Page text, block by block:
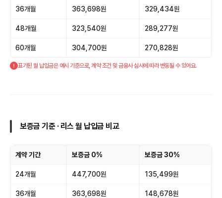
36개월 363,698원 329,434원
48개월 323,540원 289,277원
60개월 304,700원 270,828원
표기된 월 납입금은 예시 기준으로, 계약 조건 및 금융사 심사에 따라 변동될 수 있어요.
보증금 기준 · 리스 월 납입금 비교
계약 기간 보증금 0% 보증금 30%
24개월 447,700원 135,499원
36개월 363,698원 148,678원